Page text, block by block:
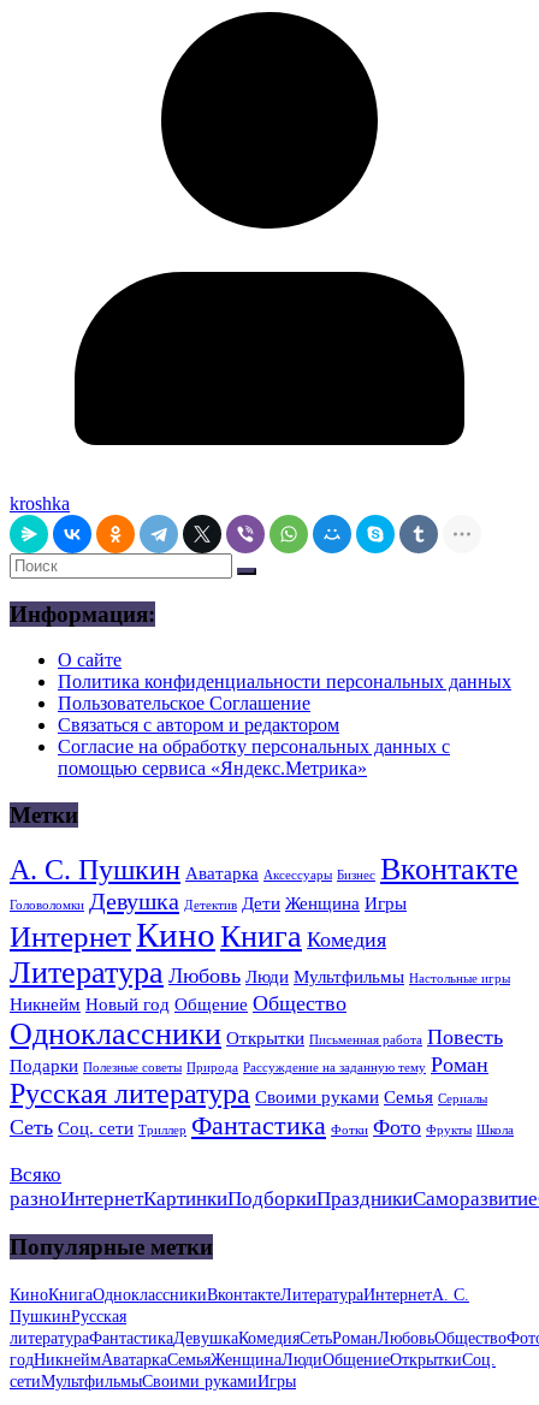
kroshka
Информация:
О сайте
Политика конфиденциальности персональных данных
Пользовательское Соглашение
Связаться с автором и редактором
Согласие на обработку персональных данных с
помощью сервиса «Яндекс.Метрика»
Метки
А. С. Пушкин Аватарка Аксессуары Бизнес Вконтакте
Головоломки Девушка Детектив Дети Женщина Игры
ИнтернетКиноКнига Комедия
Литература Любовь Люди Мультфильмы Настольные игры
Никнейм Новый год Общение Общество
Одноклассники Открытки Письменная работа Повесть
Подарки Полезные советы Природа Рассуждение на заданную тему Роман
Русская литература Своими руками Семья Сериалы
Сеть Соц. сети Триллер Фантастика Фотки Фото Фрукты Школа
Всяко
разноИнтернетКартинкиПодборкиПраздникиСаморазвитие
Популярные метки
КиноКнигаОдноклассникиВконтактеЛитератураИнтернетА. С.
ПушкинРусская
литератураФантастикаДевушкаКомедияСетьРоманЛюбовьОбщество
годНикнеймАватаркаСемьяЖенщинаЛюдиОбщениеОткрыткиСоц.
сетиМультфильмыСвоими рукамиИгры